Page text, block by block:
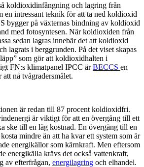
koldioxidinfångning och lagring från
en intressant teknik för att ta ned koldioxid
bygger på växternas bindning av koldioxid
med fotosyntesen. När koldioxiden från
sedan lagras innebär det att koldioxid
lagrats i berggrunden. På det viset skapas
som gör att koldioxidhalten i
FN:s klimatpanel IPCC ärBECCS en
nå tvågradersmålet.
är redan till 87 procent koldioxidfri.
är viktigt för att en övergång till ett
ske till en låg kostnad. En övergång till en
mindre än att ha kvar ett system som är
energikällor som kärnkraft. Men eftersom
energikälla krävs det också vattenkraft,
av efterfrågan, energilagring och elhandel.